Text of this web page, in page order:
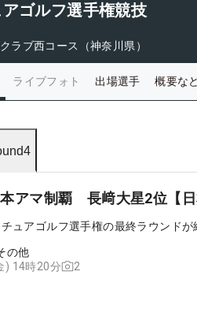
ゴルフ選手権競技
ラブ西コース（神奈川県）
ライブフォト 出場選手 概要な
アマ制覇 長﨑大星2位【日
ュアゴルフ選手権の最終ラウンドが
の他
) 14時20分
2